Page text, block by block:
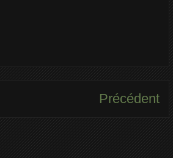
Précédent